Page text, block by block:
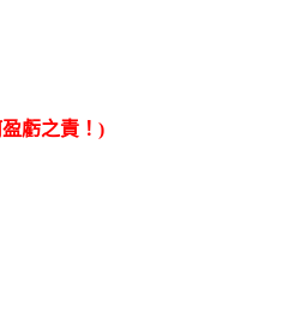
虧之責！)